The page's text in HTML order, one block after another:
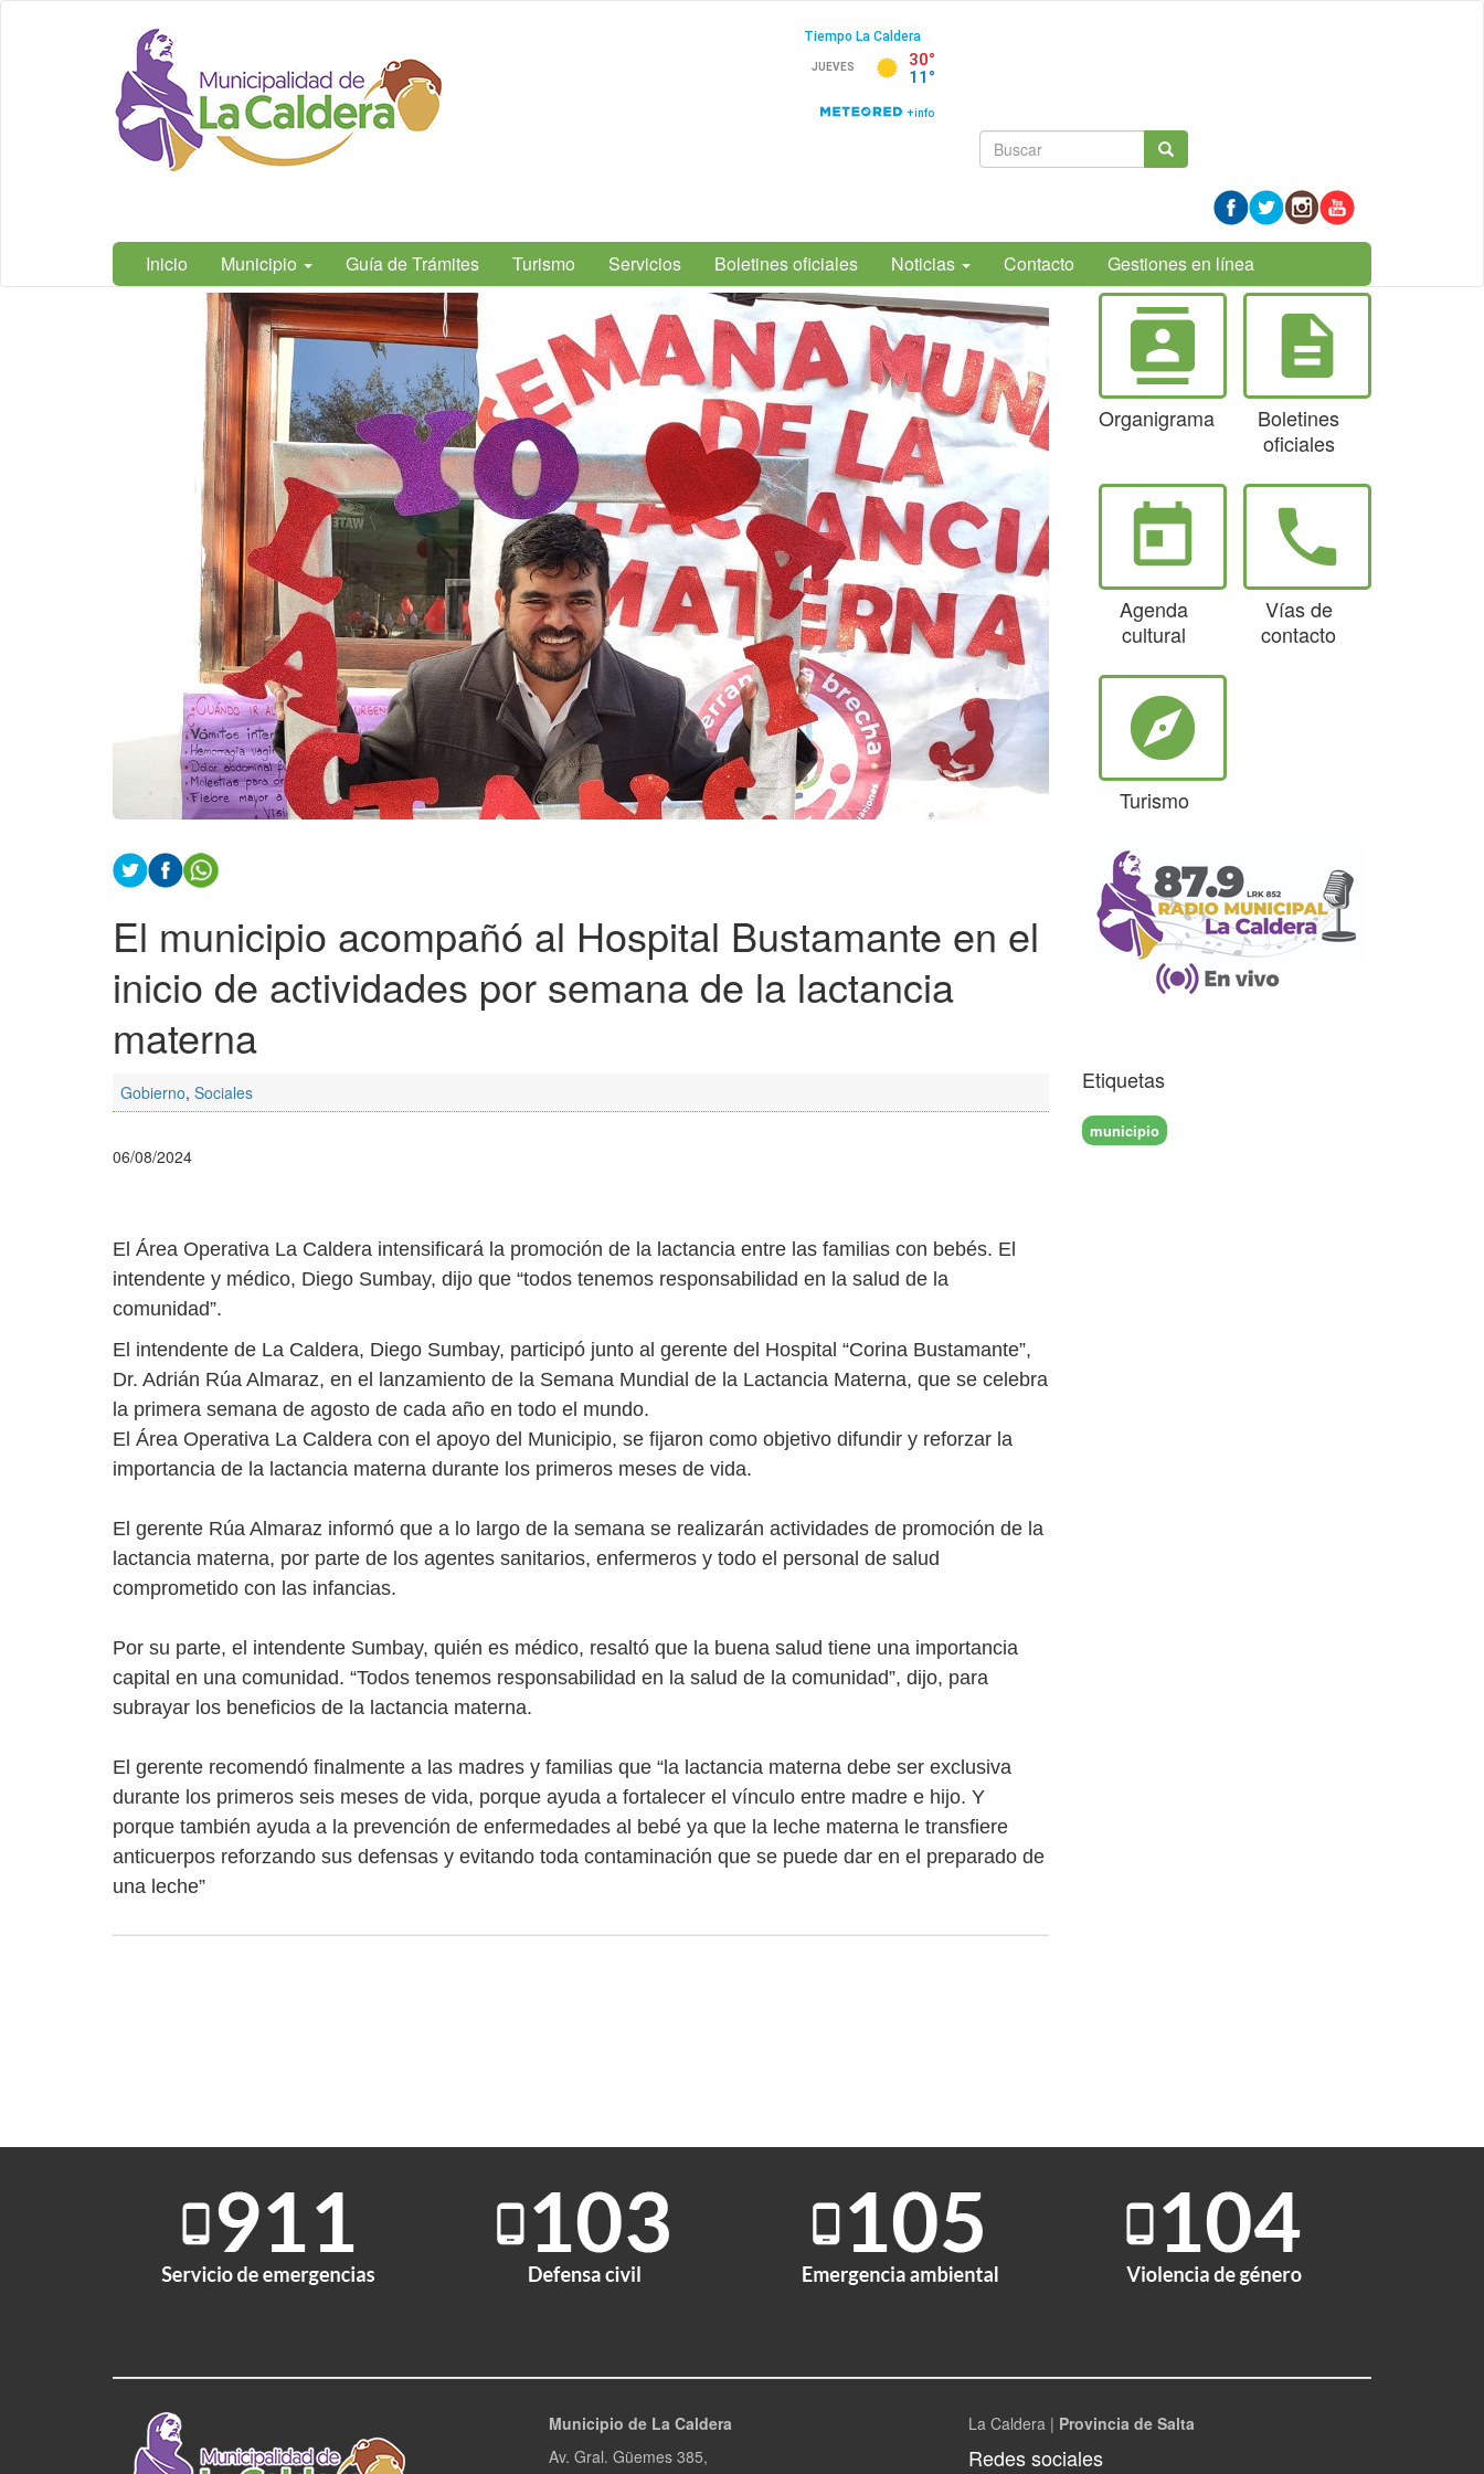
Municipalidad
de La
Caldera,
Salta
Formulario
búsqueda
Inicio Municipio Guía de Trámites Turismo Servicios Boletines oficiales Noticias Contacto Gestiones en línea
Contenido
principal
El municipio acompañó al Hospital Bustamante en el
inicio de actividades por semana de la lactancia
materna
Gobierno, Sociales
06/08/2024
El Área Operativa La Caldera intensificará la promoción de la lactancia entre las familias con bebés. El
intendente y médico, Diego Sumbay, dijo que “todos tenemos responsabilidad en la salud de la
comunidad”.
El intendente de La Caldera, Diego Sumbay, participó junto al gerente del Hospital “Corina Bustamante”,
Dr. Adrián Rúa Almaraz, en el lanzamiento de la Semana Mundial de la Lactancia Materna, que se celebra
la primera semana de agosto de cada año en todo el mundo.
El Área Operativa La Caldera con el apoyo del Municipio, se fijaron como objetivo difundir y reforzar la
importancia de la lactancia materna durante los primeros meses de vida.
El gerente Rúa Almaraz informó que a lo largo de la semana se realizarán actividades de promoción de la
lactancia materna, por parte de los agentes sanitarios, enfermeros y todo el personal de salud
comprometido con las infancias.
Por su parte, el intendente Sumbay, quién es médico, resaltó que la buena salud tiene una importancia
capital en una comunidad. “Todos tenemos responsabilidad en la salud de la comunidad”, dijo, para
subrayar los beneficios de la lactancia materna.
El gerente recomendó finalmente a las madres y familias que “la lactancia materna debe ser exclusiva
durante los primeros seis meses de vida, porque ayuda a fortalecer el vínculo entre madre e hijo. Y
porque también ayuda a la prevención de enfermedades al bebé ya que la leche materna le transfiere
anticuerpos reforzando sus defensas y evitando toda contaminación que se puede dar en el preparado de
una leche”
contacts
Organigrama
description
Boletines
oficiales
today
Agenda
cultural
phone
Vías de
contacto
explore
Turismo
Etiquetas
municipio
Municipio de La Caldera
Av. Gral. Güemes 385,
La Caldera | Provincia de Salta
Redes sociales